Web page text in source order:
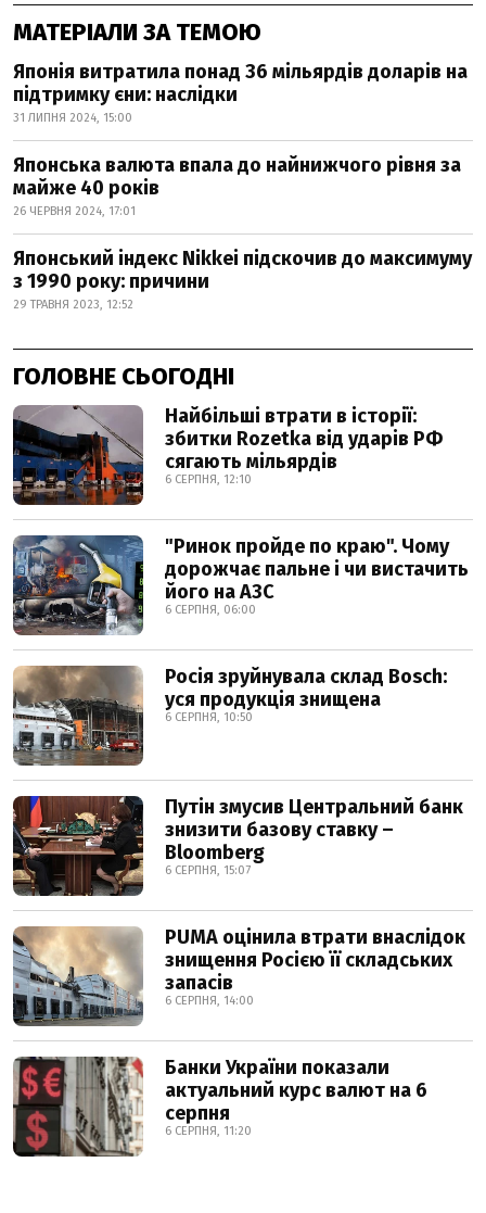
МАТЕРІАЛИ ЗА ТЕМОЮ
Японія витратила понад 36 мільярдів доларів на
підтримку єни: наслідки
31 ЛИПНЯ 2024, 15:00
Японська валюта впала до найнижчого рівня за
майже 40 років
26 ЧЕРВНЯ 2024, 17:01
Японський індекс Nikkei підскочив до максимуму
з 1990 року: причини
29 ТРАВНЯ 2023, 12:52
ГОЛОВНЕ СЬОГОДНІ
Найбільші втрати в історії:
збитки Rozetka від ударів РФ
сягають мільярдів
6 СЕРПНЯ, 12:10
"Ринок пройде по краю". Чому
дорожчає пальне і чи вистачить
його на АЗС
6 СЕРПНЯ, 06:00
Росія зруйнувала склад Bosch:
уся продукція знищена
6 СЕРПНЯ, 10:50
Путін змусив Центральний банк
знизити базову ставку –
Bloomberg
6 СЕРПНЯ, 15:07
PUMA оцінила втрати внаслідок
знищення Росією її складських
запасів
6 СЕРПНЯ, 14:00
Банки України показали
актуальний курс валют на 6
серпня
6 СЕРПНЯ, 11:20